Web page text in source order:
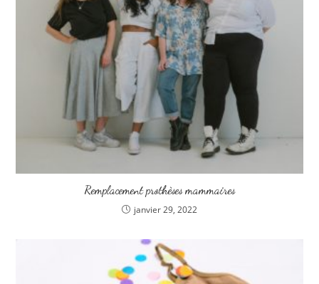
Remplacement prothèses mammaires
janvier 29, 2022